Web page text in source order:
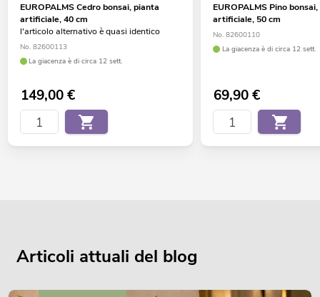
EUROPALMS Cedro bonsai, pianta
artificiale, 40 cm
l'articolo alternativo è quasi identico
No. 82600113
La giacenza è di circa 12 sett.
149,00€
EUROPALMS Pino
artificiale, 50 cm
No. 82600110
La giacenza è di circa 12 sett.
69,90€
Articoli attuali del blog